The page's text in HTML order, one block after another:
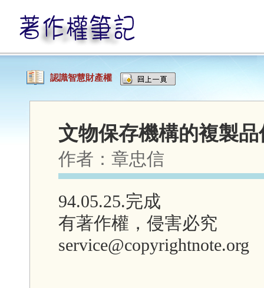
認識智慧財產權
文物保存機構的複製
作者： 章忠信
94.05.25.完成
有著作權，侵害必究
service@copyrightnote.org